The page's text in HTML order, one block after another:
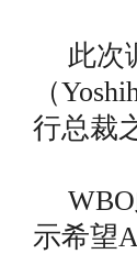
此次
（
行总裁
示希望